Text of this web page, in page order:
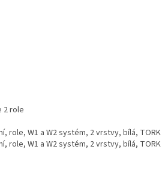
2 role
role, W1 a W2 systém, 2 vrstvy, bílá, TORK
role, W1 a W2 systém, 2 vrstvy, bílá, TORK